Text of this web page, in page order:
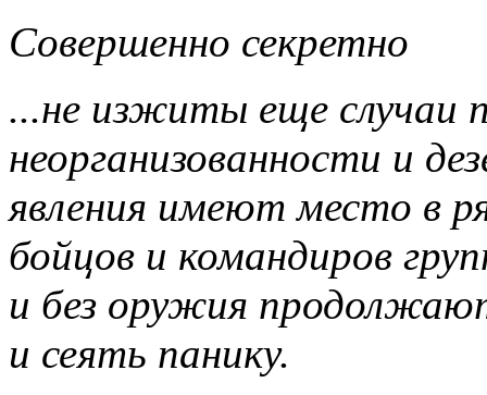
Совершенно секретно
...не изжиты еще случаи
неорганизованности и
явления имеют место в
бойцов и командиров
и без оружия
и сеять панику.